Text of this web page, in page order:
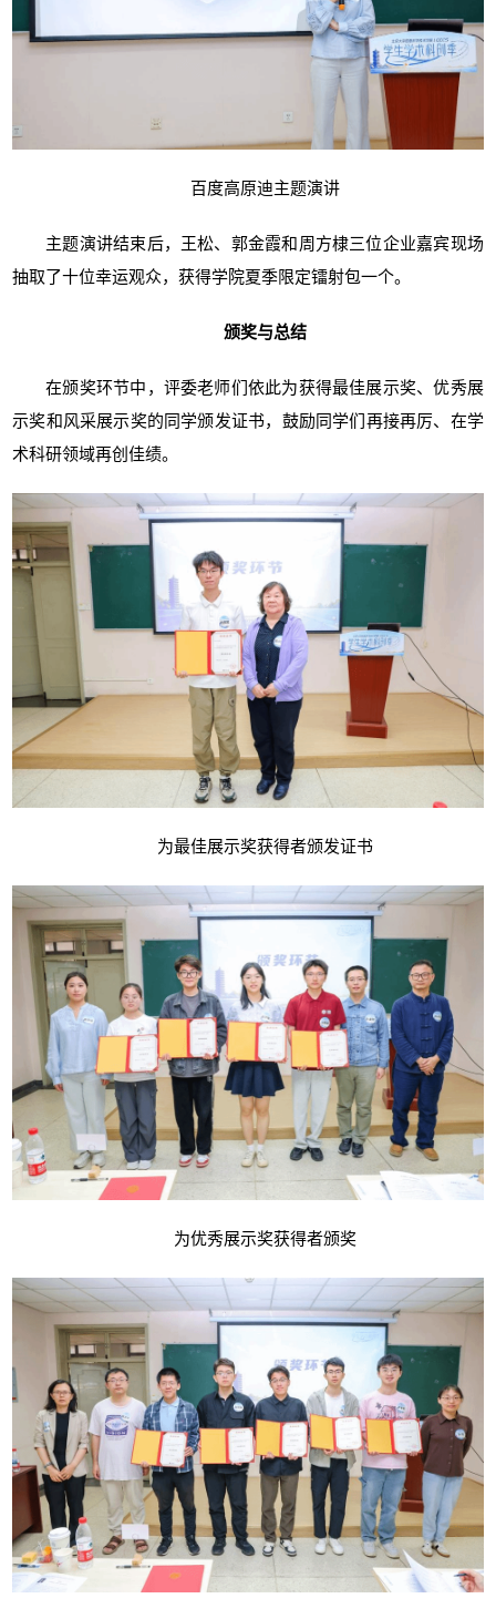
百度高原迪主题演讲
主题演讲结束后，王松、郭金霞和周方棣三位企业嘉宾现场
抽取了十位幸运观众，获得学院夏季限定镭射包一个。
颁奖与总结
在颁奖环节中，评委老师们依此为获得最佳展示奖、优秀展
示奖和风采展示奖的同学颁发证书，鼓励同学们再接再厉、在学
术科研领域再创佳绩。
为最佳展示奖获得者颁发证书
为优秀展示奖获得者颁奖